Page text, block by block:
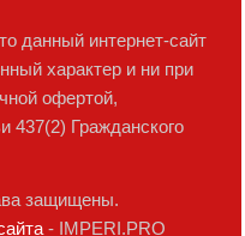
данный интернет-сайт
характер и ни при
офертой,
437(2) Гражданского
защищены.
- IMPERI.PRO